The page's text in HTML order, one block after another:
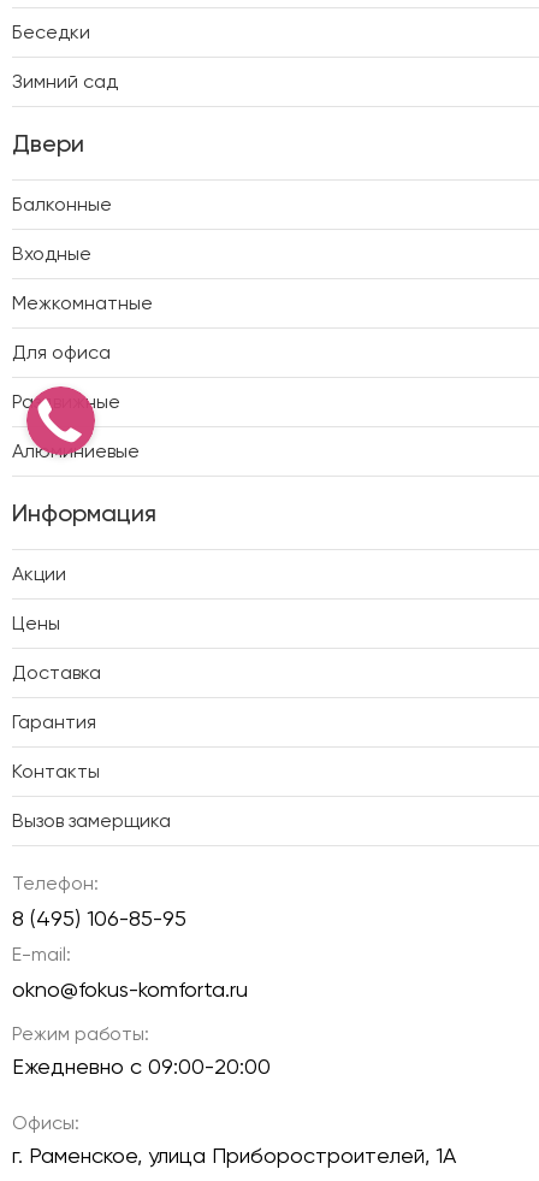
Беседки
Зимний сад
Двери
Балконные
Входные
Межкомнатные
Для офиса
Раздвижные
Алюминиевые
Информация
Акции
Цены
Доставка
Гарантия
Контакты
Вызов замерщика
Телефон:
8 (495) 106-85-95
E-mail:
okno@fokus-komforta.ru
Режим работы:
Ежедневно с 09:00-20:00
Офисы:
г. Раменское, улица Приборостроителей, 1А